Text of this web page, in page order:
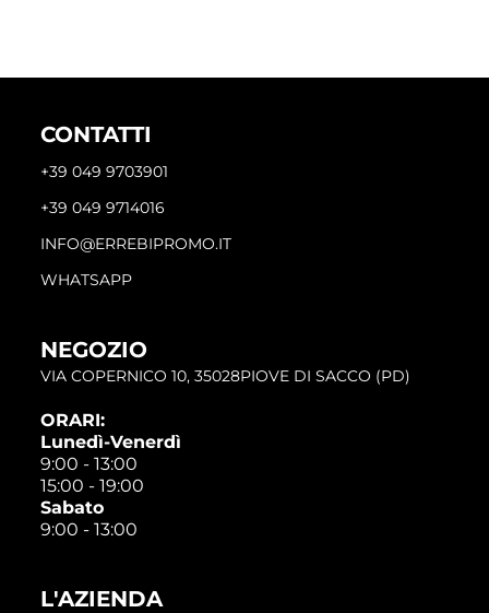
CONTATTI
+39 049 9703901
+39 049 9714016
INFO@ERREBIPROMO.IT
WHATSAPP
NEGOZIO
VIA COPERNICO 10, 35028PIOVE DI SACCO (PD)
ORARI:
Lunedì-Venerdì
9:00 - 13:00
15:00 - 19:00
Sabato
9:00 - 13:00
L'AZIENDA